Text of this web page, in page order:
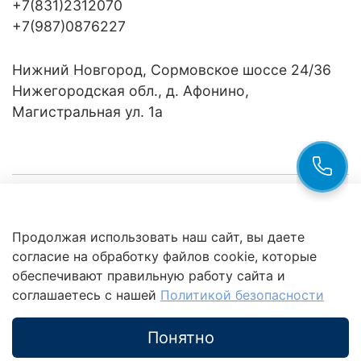
Клиентам
Это интересно
+7(831)2312070
+7(987)0876227
Нижний Новгород, Сормовское шоссе 24/36
Нижегородская обл., д. Афонино,
Магистральная ул. 1а
Продолжая использовать наш сайт, вы даете
согласие на обработку файлов cookie, которые
обеспечивают правильную работу сайта и
соглашаетесь с нашей Политикой безопасности
Понятно
обработки